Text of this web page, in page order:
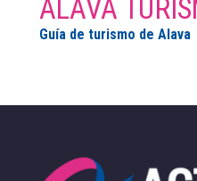
ALAVA
Guía de turismo de Alava